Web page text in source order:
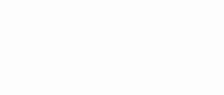
di un processo che ha